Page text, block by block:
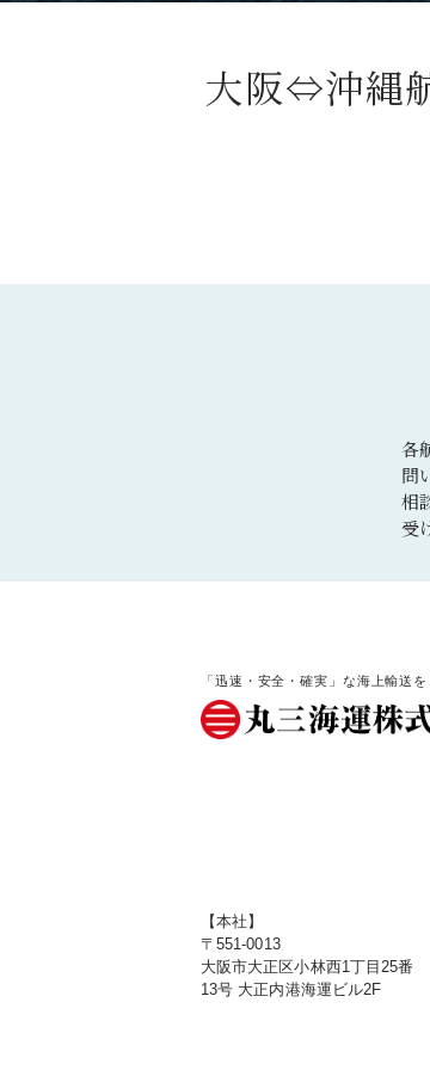
大阪⇔沖縄
各
問
相
受
「迅速・安全・確実」な海上輸送
【本社】
〒551-0013
大阪市大正区小林西1丁目25番
13号 大正内港海運ビル2F